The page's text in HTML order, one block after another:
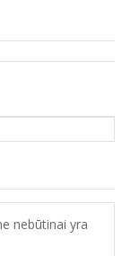
nebūtinai yra